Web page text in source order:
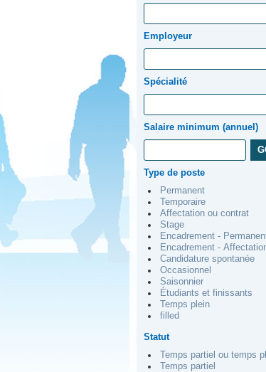
Employeur
Spécialité
Salaire minimum (annuel)
Type de poste
Permanent
Temporaire
Affectation ou contrat
Stage
Encadrement -
Encadrement -
Candidature spontanée
Occasionnel
Saisonnier
Étudiants et finissants
Temps plein
filled
Statut
Temps partiel ou temps
Temps partiel